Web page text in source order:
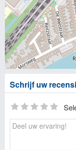
Schrijf uw